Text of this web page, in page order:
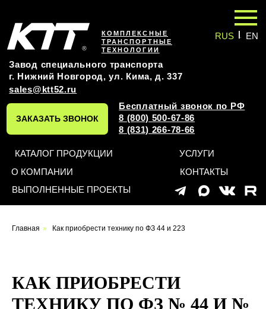
sales@ktt52.ru
Бесплатный звонок по РФ
ЗАКАЗАТЬ ЗВОНОК
КОМПЛЕКСНЫЕ
ТРАНСПОРТНЫЕ
ТЕХНОЛОГИИ
ВЫПОЛНЕННЫЕ ПРОЕКТЫ
УСЛУГИ
О КОМПАНИИ
КОНТАКТЫ
Завод специального транспорта
г. Нижний Новгород, ул. Кима, д. 337
Главная » Как приобрести технику по ФЗ 44 и 223
КАК ПРИОБРЕСТИ
ТЕХНИКУ ПО ФЗ № 44 И №